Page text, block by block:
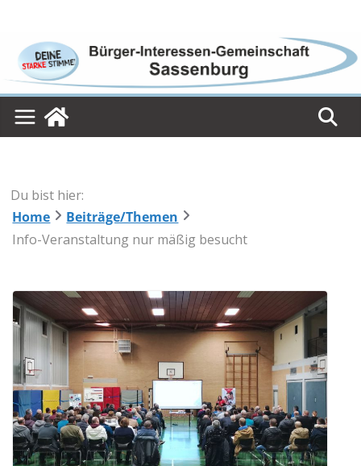
content
Du bist hier:
Home
Beiträge/Themen
Info-Veranstaltung nur mäßig besucht